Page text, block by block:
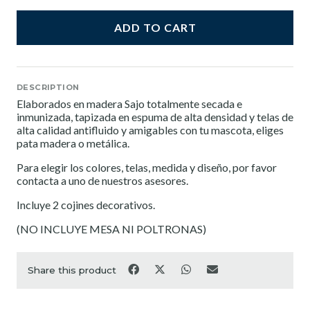
ADD TO CART
DESCRIPTION
Elaborados en madera Sajo totalmente secada e
inmunizada, tapizada en espuma de alta densidad y telas de
alta calidad antifluido y amigables con tu mascota, eliges
pata madera o metálica.
Para elegir los colores, telas, medida y diseño, por favor
contacta a uno de nuestros asesores.
Incluye 2 cojines decorativos.
(NO INCLUYE MESA NI POLTRONAS)
Share this product